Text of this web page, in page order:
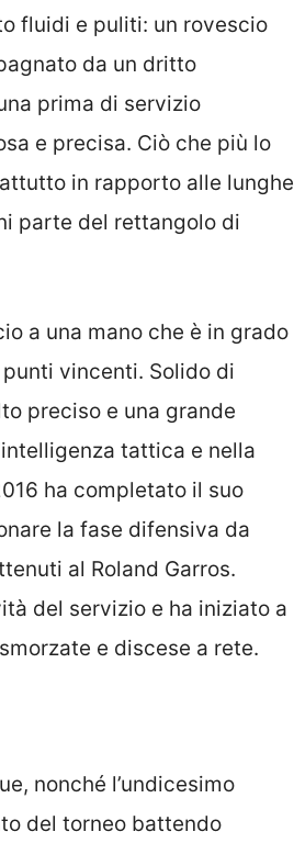
fluidi e puliti: un rovescio
da un dritto
prima di servizio
e precisa. Ciò che più lo
in rapporto alle lunghe
parte del rettangolo di
a una mano che è in grado
vincenti. Solido di
preciso e una grande
tattica e nella
ha completato il suo
la fase difensiva da
al Roland Garros.
del servizio e ha iniziato a
e discese a rete.
nonché l’undicesimo
del torneo battendo